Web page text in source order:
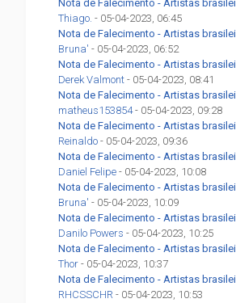
Nota de Falecimento - Artistas
Thiago. - 05-04-2023, 06:45
Nota de Falecimento - Artistas
Bruna' - 05-04-2023, 06:52
Nota de Falecimento - Artistas
Derek Valmont - 05-04-2023, 08:41
Nota de Falecimento - Artistas
matheus153854- 05-04-2023, 09:28
Nota de Falecimento - Artistas
Reinaldo - 05-04-2023, 09:36
Nota de Falecimento - Artistas
Daniel Felipe - 05-04-2023, 10:08
Nota de Falecimento - Artistas
Bruna' - 05-04-2023, 10:09
Nota de Falecimento - Artistas
Danilo Powers - 05-04-2023, 10:25
Nota de Falecimento - Artistas
Thor - 05-04-2023, 10:37
Nota de Falecimento - Artistas
RHCSSCHR - 05-04-2023, 10:53